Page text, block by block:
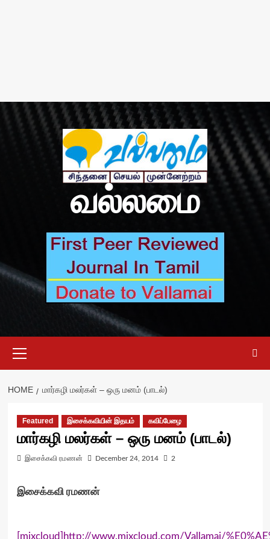
வல்லமை
Menu
HOME மார்கழி மலர்கள் – ஒரு மனம் (பாடல்)
Featured இசைக்கவியின் இதயம் கவிப்பேழை
மார்கழி மலர்கள் – ஒரு மனம் (பாடல்)
இசைக்கவி ரமணன் December 24, 2014 2
இசைக்கவி ரமணன்
[mixcloud]http://www.mixcloud.com/Vallamai/